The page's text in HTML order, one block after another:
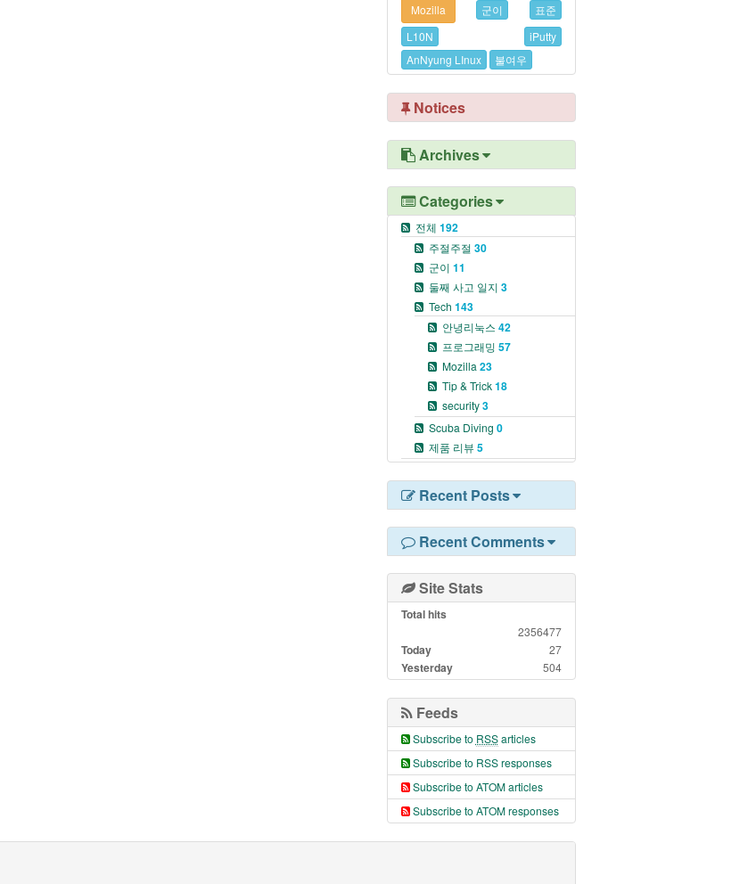
Mozilla
군이
표준
L10N
iPutty
AnNyung LInux
불여우
Notices
Archives
Categories
전체 192
주절주절 30
군이 11
둘째 사고 일지 3
Tech 143
안녕리눅스 42
프로그래밍 57
Mozilla 23
Tip & Trick18
security3
Scuba Diving 0
제품 리뷰 5
Recent Posts
Recent Comments
Site Stats
Total hits
2356477
Today 27
Yesterday 504
Feeds
Subscribe to RSSarticles
Subscribe to RSS responses
Subscribe to ATOM articles
Subscribe to ATOM responses